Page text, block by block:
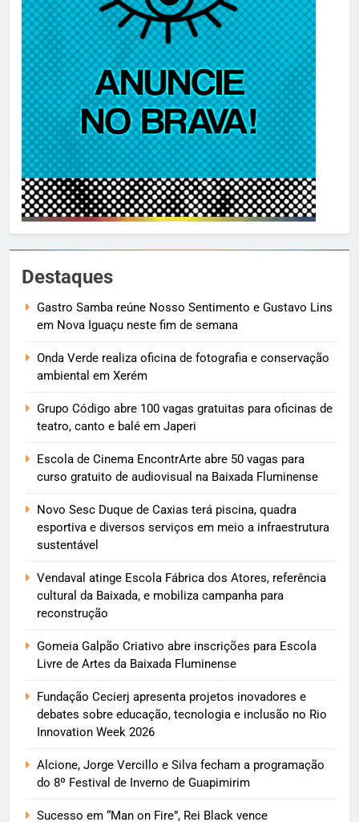
Destaques
Gastro Samba reúne Nosso Sentimento e Gustavo Lins
em Nova Iguaçu neste fim de semana
Onda Verde realiza oficina de fotografia e conservação
ambiental em Xerém
Grupo Código abre 100 vagas gratuitas para oficinas de
teatro, canto e balé em Japeri
Escola de Cinema EncontrArte abre 50 vagas para
curso gratuito de audiovisual na Baixada Fluminense
Novo Sesc Duque de Caxias terá piscina, quadra
esportiva e diversos serviços em meio a infraestrutura
sustentável
Vendaval atinge Escola Fábrica dos Atores, referência
cultural da Baixada, e mobiliza campanha para
reconstrução
Gomeia Galpão Criativo abre inscrições para Escola
Livre de Artes da Baixada Fluminense
Fundação Cecierj apresenta projetos inovadores e
debates sobre educação, tecnologia e inclusão no Rio
Innovation Week 2026
Alcione, Jorge Vercillo e Silva fecham a programação
do 8º Festival de Inverno de Guapimirim
Sucesso em “Man on Fire”, Rei Black vence